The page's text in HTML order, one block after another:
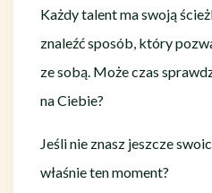
Każdy talent ma swoją
znaleźć sposób, który
ze sobą. Może czas
na Ciebie?
Jeśli nie znasz jeszcze
właśnie ten moment?